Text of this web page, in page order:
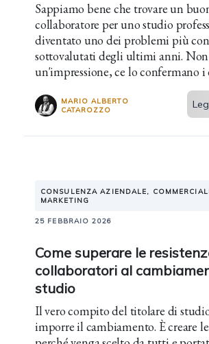
Sappiamo bene che trovare un
collaboratore per uno studio
diventato uno dei problemi più
sottovalutati degli ultimi anni. Non
un'impressione, ce lo confermano i
MARIO ALBERTO
CATAROZZO
CONSULENZA AZIENDALE,
MARKETING
25 FEBBRAIO 2026
Come superare le
collaboratori al
studio
Il vero compito del titolare di
imporre il cambiamento. È creare